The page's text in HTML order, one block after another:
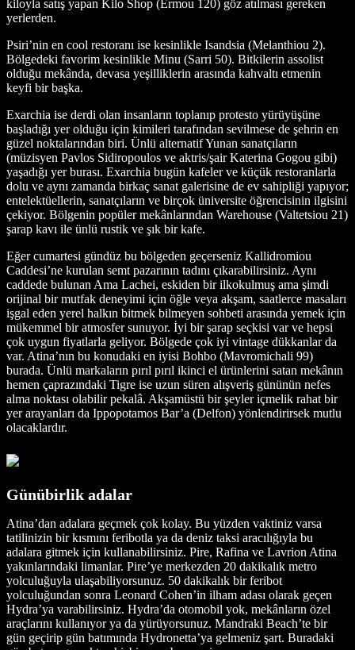
kiloyla satış yapan Kilo Shop (Ermou 120) göz atılması gereken
yerlerden.
Psiri’nin en cool restoranı ise kesinlikle Isandsia (Melanthiou 2).
Bölgedeki favorim kesinlikle Minu (Sarri 50). Bitkilerin assolist
olduğu mekânda, devasa yeşilliklerin arasında kahvaltı etmenin
keyfi bir başka.
Exarchia ise derdi olan insanların toplanıp protesto yürüyüşüne
başladığı yer olduğu için kimileri tarafından sevilmese de şehrin en
güzel noktalarından biri. Ünlü alternatif Yunan sanatçıların
(müzisyen Pavlos Sidiropoulos ve aktris/şair Katerina Gogou gibi)
yaşadığı yer burası. Exarchia bugün kafeler ve küçük restoranlarla
dolu ve aynı zamanda birkaç sanat galerisine de ev sahipliği yapıyor;
entelektüellerin, sanatçıların ve birçok üniversite öğrencisinin ilgisini
çekiyor. Bölgenin popüler mekânlarından Warehouse (Valtetsiou 21)
şarap kavı ile ünlü rustik ve şık bir kafe.
Eğer cumartesi gündüz bu bölgeden geçerseniz Kallidromiou
Caddesi’ne kurulan semt pazarının tadını çıkarabilirsiniz. Aynı
caddede bulunan Ama Lachei, eskiden bir ilkokulmuş ama şimdi
orijinal bir mutfak deneyimi için öğle veya akşam, saatlerce masaları
işgal eden yerel halkın bitmek bilmeyen sohbeti arasında yemek için
mükemmel bir atmosfer sunuyor. İyi bir şarap seçkisi var ve hepsi
çok uygun fiyatlarla geliyor. Bölgede çok iyi vintage dükkanlar da
var. Atina’nın bu konudaki en iyisi Bohbo (Mavromichali 99)
burada. Ünlü markaların pırıl pırıl ikinci el ürünlerini satan mekânın
hemen çaprazındaki Tigre ise uzun süren alışveriş gününün nefes
alma noktası olabilir pekalâ. Akşamüstü bir şeyler içmelik rahat bir
yer arayanları da Ippopotamos Bar’a (Delfon) yönlendirirsek mutlu
olacaklardır.
Günübirlik adalar
Atina’dan adalara geçmek çok kolay. Bu yüzden vaktiniz varsa
tatilinizin bir kısmını feribotla ya da deniz taksi aracılığıyla bu
adalara gitmek için kullanabilirsiniz. Pire, Rafina ve Lavrion Atina
yakınlarındaki limanlar. Pire’ye merkezden 20 dakikalık metro
yolculuğuyla ulaşabiliyorsunuz. 50 dakikalık bir feribot
yolculuğundan sonra Leonard Cohen’in ilham adası olarak geçen
Hydra’ya varabilirsiniz. Hydra’da otomobil yok, mekânların özel
araçlarını kullanıyor ya da yürüyorsunuz. Mandraki Beach’te bir
gün geçirip gün batımında Hydronetta’ya gelmeniz şart. Buradaki